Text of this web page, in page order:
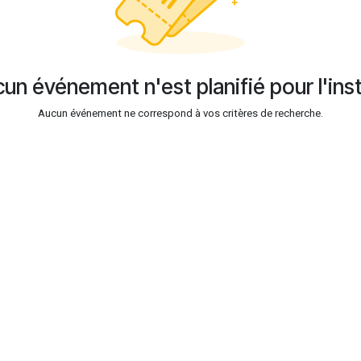
événement n'est planifié pour
Aucun événement ne correspond à vos critères de recherche.